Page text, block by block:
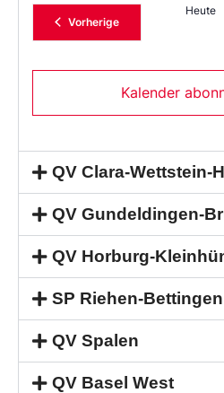
VorherigeVeranstaltungen
Heute
Kalender
QV Clara-Wettstein-
QV Gundeldingen-
QV Horburg-
SP Riehen-Bettingen
QV Spalen
QV Basel West